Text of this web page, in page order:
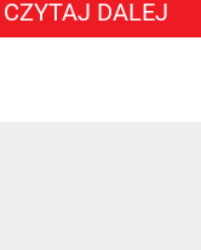
CZYTAJ DALEJ